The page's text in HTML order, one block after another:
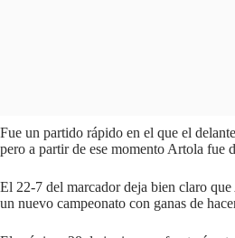
Fue un partido rápido en el que el
pero a partir de ese momento Artola fue
El 22-7 del marcador deja bien claro
un nuevo campeonato con ganas de